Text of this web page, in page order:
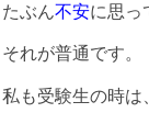
たぶん不安に思っ
それが普通です。
私も受験生の時は、